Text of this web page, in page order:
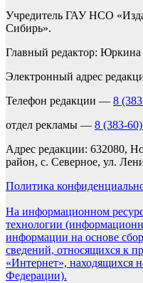
Учредитель ГАУ НСО
Сибирь».
Главный редактор:
Электронный адрес
Телефон редакции — 8
отдел рекламы — 8 (383-
Адрес редакции: 632080,
район, с. Северное, ул.
Политика
На информационном
технологии
информации на основе
сведений, относящихся к
«Интернет», находящихся
Федерации).